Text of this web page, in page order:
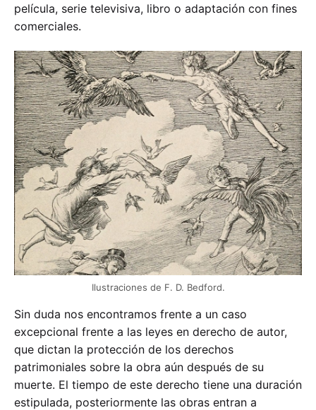
película, serie televisiva, libro o adaptación con fines
comerciales.
Ilustraciones de F. D. Bedford.
Sin duda nos encontramos frente a un caso
excepcional frente a las leyes en derecho de autor,
que dictan la protección de los derechos
patrimoniales sobre la obra aún después de su
muerte. El tiempo de este derecho tiene una duración
estipulada, posteriormente las obras entran a